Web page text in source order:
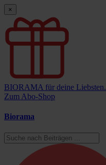
×
BIORAMA für deine Liebsten.
Zum Abo-Shop
Biorama